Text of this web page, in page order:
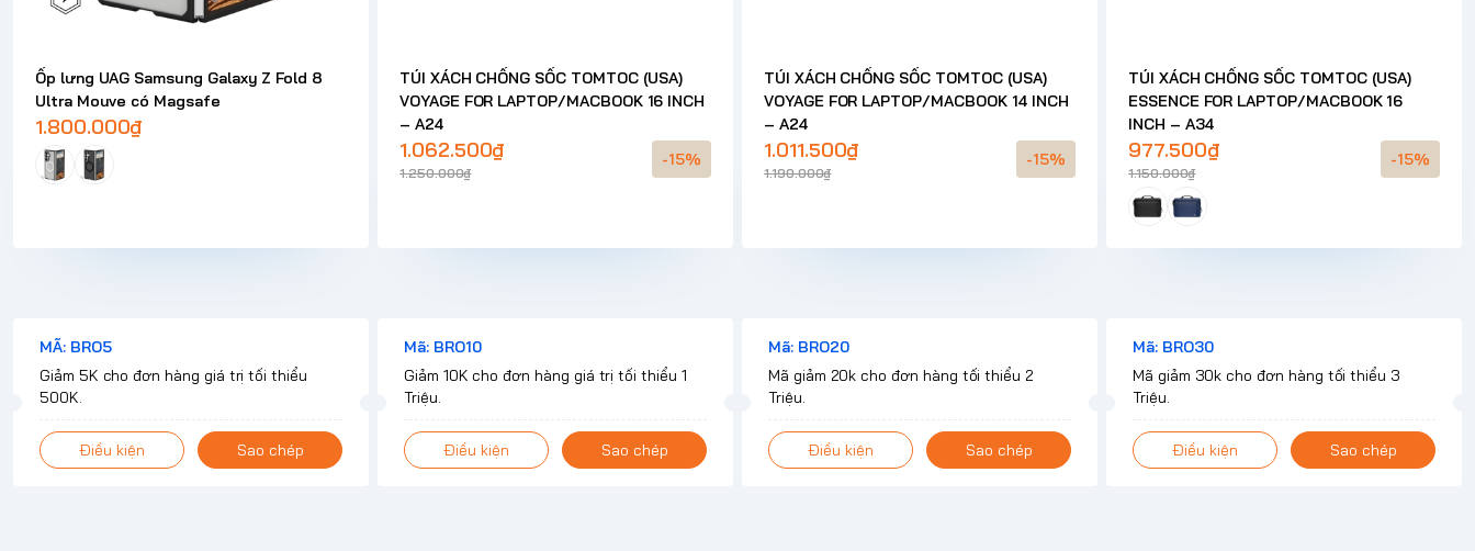
Ốp lưng UAG Samsung Galaxy Z Fold 8
Ultra Mouve có Magsafe
1.800.000₫
TÚI XÁCH CHỐNG SỐC TOMTOC (USA)
VOYAGE FOR LAPTOP/MACBOOK 16 INCH
– A24
1.062.500₫
1.250.000₫
-15%
TÚI XÁCH CHỐNG SỐC TOMTOC (USA)
VOYAGE FOR LAPTOP/MACBOOK 14 INCH
– A24
1.011.500₫
1.190.000₫
-15%
TÚI XÁCH CHỐNG SỐC TOMTOC (USA)
ESSENCE FOR LAPTOP/MACBOOK 16
INCH – A34
977.500₫
1.150.000₫
-15%
MÃ: BRO5
Giảm 5K cho đơn hàng giá trị tối thiểu
500K.
Điều kiện Sao chép
Mã: BRO10
Giảm 10K cho đơn hàng giá trị tối thiểu 1
Triệu.
Điều kiện Sao chép
Mã: BRO20
Mã giảm 20k cho đơn hàng tối thiểu 2
Triệu.
Điều kiện Sao chép
Mã: BRO30
Mã giảm 30k cho đơn hàng tối thiểu 3
Triệu.
Điều kiện Sao chép